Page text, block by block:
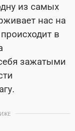
из самых
нас на
в
зажатыми